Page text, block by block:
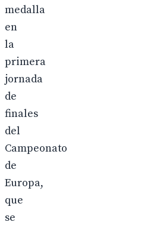
medalla
en
la
primera
jornada
de
finales
del
Campeonato
de
Europa,
que
se